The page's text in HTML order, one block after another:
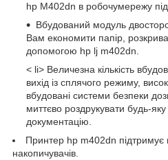
hp M402dn в робочумережу
Вбудований модуль
Вам економити папір,
допомогою hp lj m402dn.
< li> Величезна кількість
вихід із сплячого режиму,
вбудовані системи безпеки
миттєво роздрукувати будь-
документацію.
Принтер hp m402dn
накопичувачів.